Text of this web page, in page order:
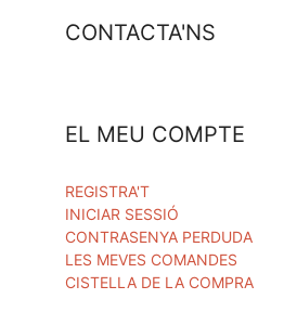
CONTACTA'NS
EL MEU COMPTE
REGISTRA'T
INICIAR SESSIÓ
CONTRASENYA PERDUDA
LES MEVES COMANDES
CISTELLA DE LA COMPRA